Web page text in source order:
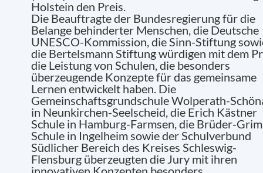
Holstein den Preis.
Die Beauftragte der Bundesregierung für die
Belange behinderter Menschen, die Deutsche
UNESCO-Kommission, die Sinn-Stiftung
die Bertelsmann Stiftung würdigen mit dem
die Leistung von Schulen, die besonders
überzeugende Konzepte für das gemeinsame
Lernen entwickelt haben. Die
Gemeinschaftsgrundschule Wolperath-
in Neunkirchen-Seelscheid, die Erich Kästner
Schule in Hamburg-Farmsen, die Brüder-
Schule in Ingelheim sowie der Schulverbund
Südlicher Bereich des Kreises Schleswig-
Flensburg überzeugten die Jury mit ihren